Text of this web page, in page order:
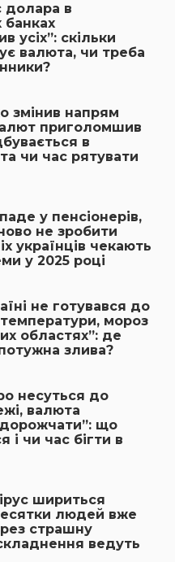
долара в
банках
усіх”: скільки
валюта, чи треба
змінив напрям
приголомшив
в
чи час рятувати
у пенсіонерів,
не зробити
українців чекають
у 2025 році
не готувався до
температури, мороз
областях”: де
злива?
несуться до
валюта
що
і чи час бігти в
шириться
людей вже
страшну
ведуть